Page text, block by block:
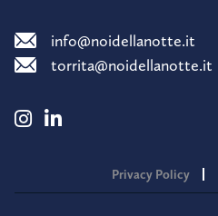
info@noidellanotte.it
torrita@noidellanotte.it
Privacy Policy